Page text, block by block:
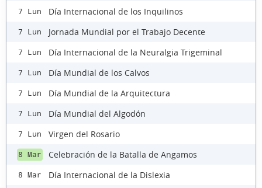
7 Lun Día Internacional de los Inquilinos
7 Lun Jornada Mundial por el Trabajo Decente
7 Lun Día Internacional de la Neuralgia Trigeminal
7 Lun Día Mundial de los Calvos
7 Lun Día Mundial de la Arquitectura
7 Lun Día Mundial del Algodón
7 Lun Virgen del Rosario
8 Mar Celebración de la Batalla de Angamos
8 Mar Día Internacional de la Dislexia